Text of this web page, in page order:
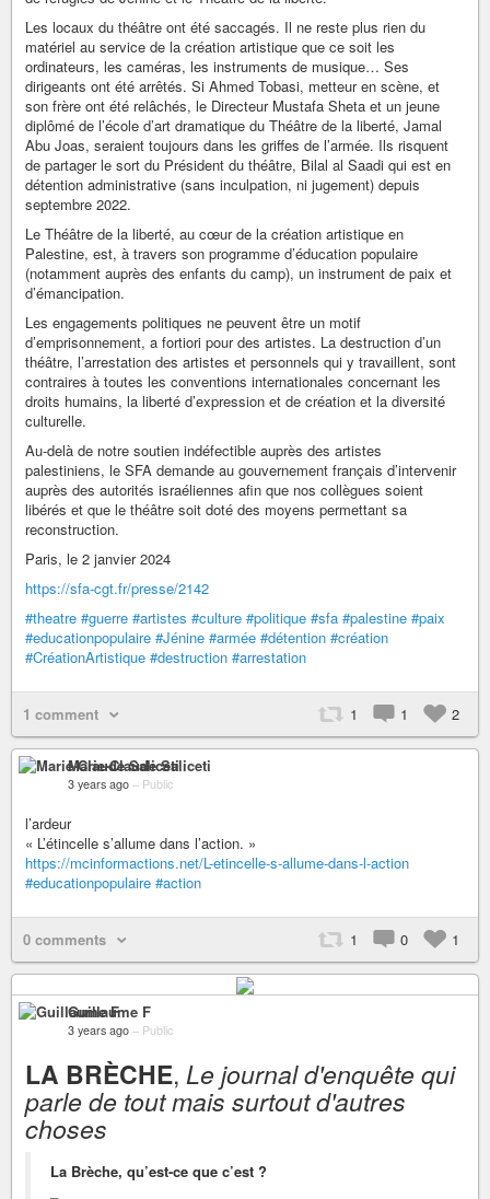
Les locaux du théâtre ont été saccagés. Il ne reste plus rien du
matériel au service de la création artistique que ce soit les
ordinateurs, les caméras, les instruments de musique… Ses
dirigeants ont été arrêtés. Si Ahmed Tobasi, metteur en scène, et
son frère ont été relâchés, le Directeur Mustafa Sheta et un jeune
diplômé de l’école d’art dramatique du Théâtre de la liberté, Jamal
Abu Joas, seraient toujours dans les griffes de l’armée. Ils risquent
de partager le sort du Président du théâtre, Bilal al Saadi qui est en
détention administrative (sans inculpation, ni jugement) depuis
septembre 2022.
Le Théâtre de la liberté, au cœur de la création artistique en
Palestine, est, à travers son programme d’éducation populaire
(notamment auprès des enfants du camp), un instrument de paix et
d’émancipation.
Les engagements politiques ne peuvent être un motif
d’emprisonnement, a fortiori pour des artistes. La destruction d’un
théâtre, l’arrestation des artistes et personnels qui y travaillent, sont
contraires à toutes les conventions internationales concernant les
droits humains, la liberté d’expression et de création et la diversité
culturelle.
Au-delà de notre soutien indéfectible auprès des artistes
palestiniens, le SFA demande au gouvernement français d’intervenir
auprès des autorités israéliennes afin que nos collègues soient
libérés et que le théâtre soit doté des moyens permettant sa
reconstruction.
Paris, le 2 janvier 2024
https://sfa-cgt.fr/presse/2142
#theatre #guerre #artistes #culture #politique #sfa #palestine #paix
#educationpopulaire #Jénine #armée #détention #création
#CréationArtistique #destruction #arrestation
1 comment 1 1 2
Marie-Claude Saliceti
3 years ago – Public
l’ardeur
« L’étincelle s’allume dans l’action. »
https://mcinformactions.net/L-etincelle-s-allume-dans-l-action
#educationpopulaire #action
0 comments 1 0 1
Guillaume F
3 years ago – Public
LA BRÈCHE, Le journal d'enquête qui
parle de tout mais surtout d'autres
choses
La Brèche, qu’est-ce que c’est ?